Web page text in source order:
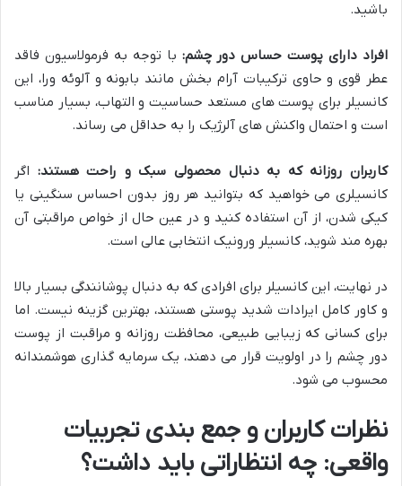
باشید.
افراد دارای پوست حساس دور چشم: با توجه به فرمولاسیون فاقد
عطر قوی و حاوی ترکیبات آرام بخش مانند بابونه و آلوئه ورا، این
کانسیلر برای پوست های مستعد حساسیت و التهاب، بسیار مناسب
است و احتمال واکنش های آلرژیک را به حداقل می رساند.
کاربران روزانه که به دنبال محصولی سبک و راحت هستند: اگر
کانسیلری می خواهید که بتوانید هر روز بدون احساس سنگینی یا
کیکی شدن، از آن استفاده کنید و در عین حال از خواص مراقبتی آن
بهره مند شوید، کانسیلر ورونیک انتخابی عالی است.
در نهایت، این کانسیلر برای افرادی که به دنبال پوشانندگی بسیار بالا
و کاور کامل ایرادات شدید پوستی هستند، بهترین گزینه نیست. اما
برای کسانی که زیبایی طبیعی، محافظت روزانه و مراقبت از پوست
دور چشم را در اولویت قرار می دهند، یک سرمایه گذاری هوشمندانه
محسوب می شود.
نظرات کاربران و جمع بندی تجربیات
واقعی: چه انتظاراتی باید داشت؟